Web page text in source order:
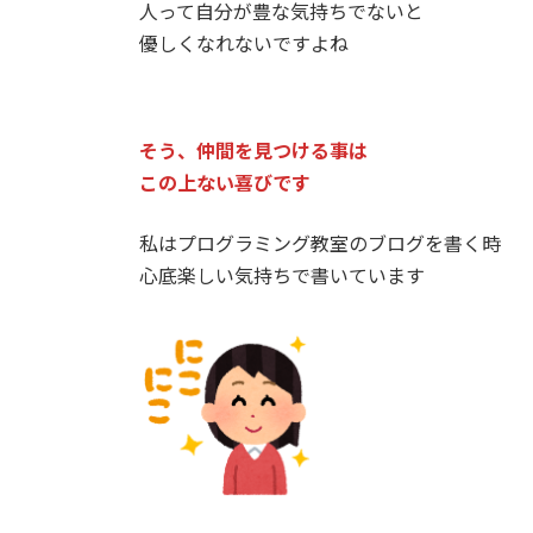
人って自分が豊な気持ちでないと
優しくなれないですよね
そう、仲間を見つける事は
この上ない喜びです
私はプログラミング教室のブログを書く時
心底楽しい気持ちで書いています